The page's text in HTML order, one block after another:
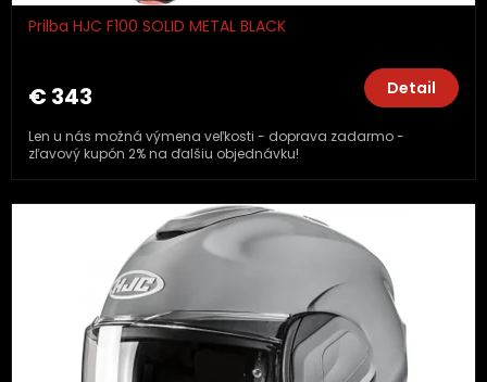
Prilba HJC F100 SOLID METAL BLACK
€ 343 Detail
Len u nás možná výmena veľkosti - doprava zadarmo -
zľavový kupón 2% na ďalšiu objednávku!